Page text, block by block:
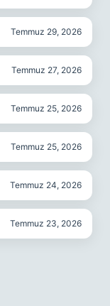
Temmuz 29, 2026
Temmuz 27, 2026
Temmuz 25, 2026
Temmuz 25, 2026
Temmuz 24, 2026
Temmuz 23, 2026